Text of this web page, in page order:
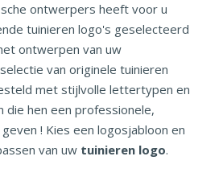
ontwerpers heeft voor u
tuinieren logo's geselecteerd
ontwerpen van uw
van originele tuinieren
met stijlvolle lettertypen en
die hen een professionele,
! Kies een logosjabloon en
van uw tuinieren logo.